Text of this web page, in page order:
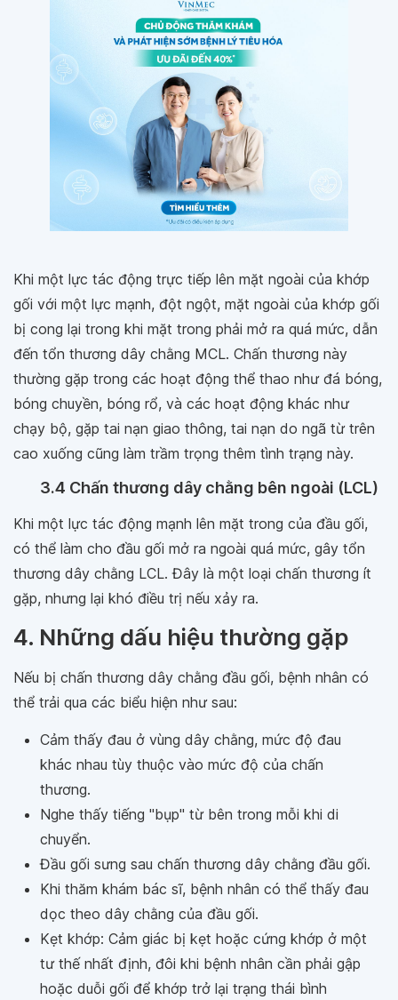
Khi một lực tác động trực tiếp lên mặt ngoài của khớp
gối với một lực mạnh, đột ngột, mặt ngoài của khớp gối
bị cong lại trong khi mặt trong phải mở ra quá mức, dẫn
đến tổn thương dây chằng MCL. Chấn thương này
thường gặp trong các hoạt động thể thao như đá bóng,
bóng chuyền, bóng rổ, và các hoạt động khác như
chạy bộ, gặp tai nạn giao thông, tai nạn do ngã từ trên
cao xuống cũng làm trầm trọng thêm tình trạng này.
3.4 Chấn thương dây chằng bên ngoài (LCL)
Khi một lực tác động mạnh lên mặt trong của đầu gối,
có thể làm cho đầu gối mở ra ngoài quá mức, gây tổn
thương dây chằng LCL. Đây là một loại chấn thương ít
gặp, nhưng lại khó điều trị nếu xảy ra.
4. Những dấu hiệu thường gặp
Nếu bị chấn thương dây chằng đầu gối, bệnh nhân có
thể trải qua các biểu hiện như sau:
Cảm thấy đau ở vùng dây chằng, mức độ đau
khác nhau tùy thuộc vào mức độ của chấn
thương.
Nghe thấy tiếng "bụp" từ bên trong mỗi khi di
chuyển.
Đầu gối sưng sau chấn thương dây chằng đầu gối.
Khi thăm khám bác sĩ, bệnh nhân có thể thấy đau
dọc theo dây chằng của đầu gối.
Kẹt khớp: Cảm giác bị kẹt hoặc cứng khớp ở một
tư thế nhất định, đôi khi bệnh nhân cần phải gập
hoặc duỗi gối để khớp trở lại trạng thái bình